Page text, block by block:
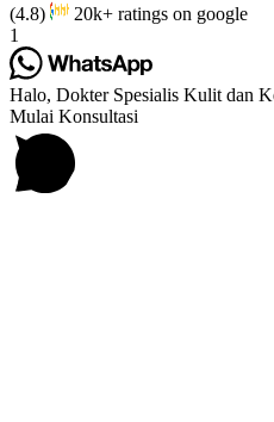
(4.8)
20k+ ratings on google
1
Halo, Dokter Spesialis Kulit dan
Mulai Konsultasi